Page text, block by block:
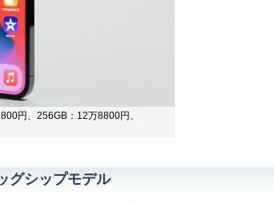
円、256GB：12万8800円、
グシップモデル